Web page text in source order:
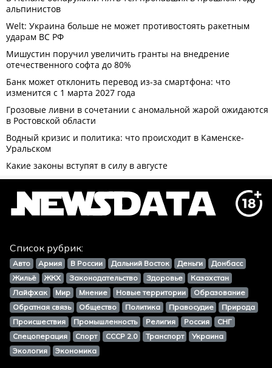
Список рубрик:
Авто Армия В России Дальний Восток Деньги
Донбасс
Жильё
ЖКХ Законодательство Здоровье
Казахстан
Лайфхак
Мир Мнение Новые территории
Образование
Обратная связь
Общество Политика Правосудие
Природа
Происшествия
Промышленность Религия Россия
СНГ
Спецоперация
Спорт СССР 2.0 Транспорт
Украина
Экология
Экономика